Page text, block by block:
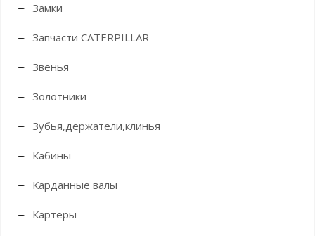
Замки
Запчасти CATERPILLAR
Звенья
Золотники
Зубья,держатели,клинья
Кабины
Карданные валы
Картеры